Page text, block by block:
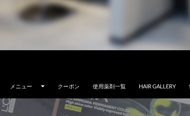
メニュー クーポン 使用薬剤一覧 HAIR GALLERY